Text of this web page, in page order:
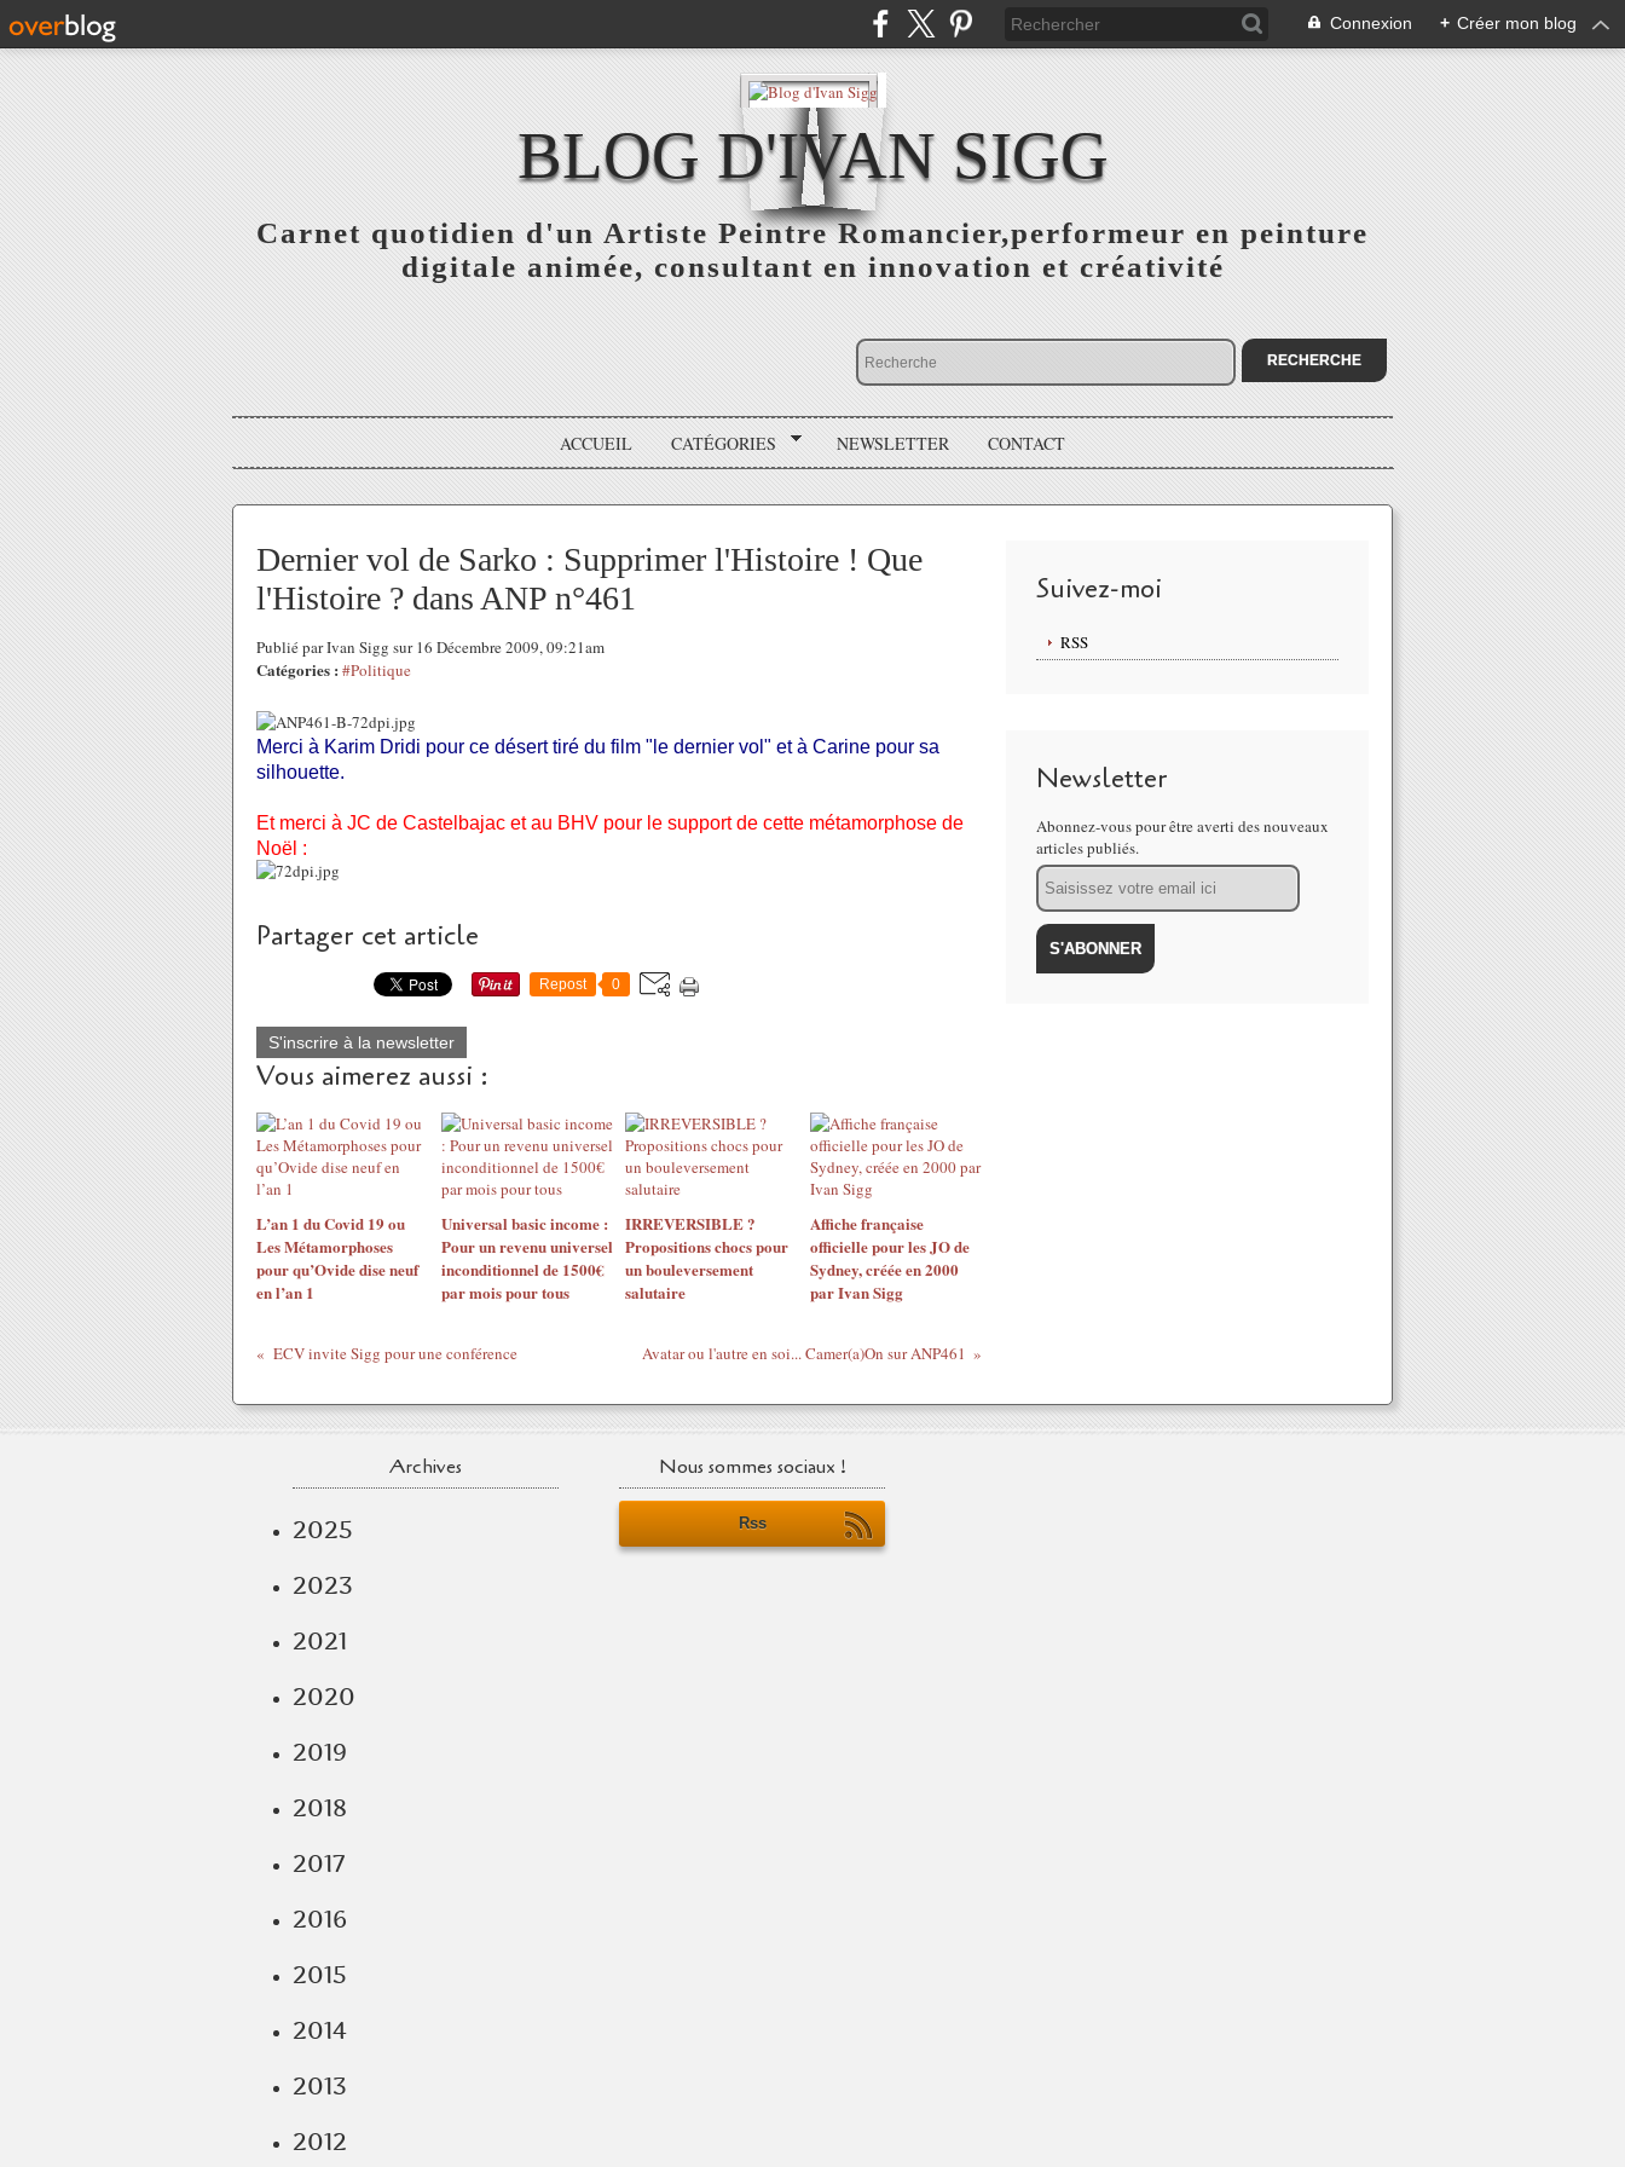
Connexion + Créer mon blog
BLOG D'IVAN SIGG
Carnet quotidien d'un Artiste Peintre Romancier,performeur en peinture
digitale animée, consultant en innovation et créativité
ACCUEIL CATÉGORIES NEWSLETTER CONTACT
Dernier vol de Sarko : Supprimer l'Histoire ! Que
l'Histoire ? dans ANP n°461
Publié par Ivan Sigg sur 16 Décembre 2009, 09:21am
Catégories : #Politique
Merci à Karim Dridi pour ce désert tiré du film "le dernier vol" et à Carine pour sa
silhouette.
Et merci à JC de Castelbajac et au BHV pour le support de cette métamorphose de
Noël :
Partager cet article
Repost 0
S'inscrire à la newsletter
Vous aimerez aussi :
L’an 1 du Covid 19 ou
Les Métamorphoses
pour qu’Ovide dise neuf
en l’an 1
Universal basic income :
Pour un revenu universel
inconditionnel de 1500€
par mois pour tous
IRREVERSIBLE ?
Propositions chocs pour
un bouleversement
salutaire
Affiche française
officielle pour les JO de
Sydney, créée en 2000
par Ivan Sigg
ECV invite Sigg pour une conférence Avatar ou l'autre en soi... Camer(a)On sur ANP461
Suivez-moi
RSS
Newsletter
Abonnez-vous pour être averti des nouveaux
articles publiés.
Email
Archives
2025
2023
2021
2020
2019
2018
2017
2016
2015
2014
2013
2012
Nous sommes sociaux !
Rss